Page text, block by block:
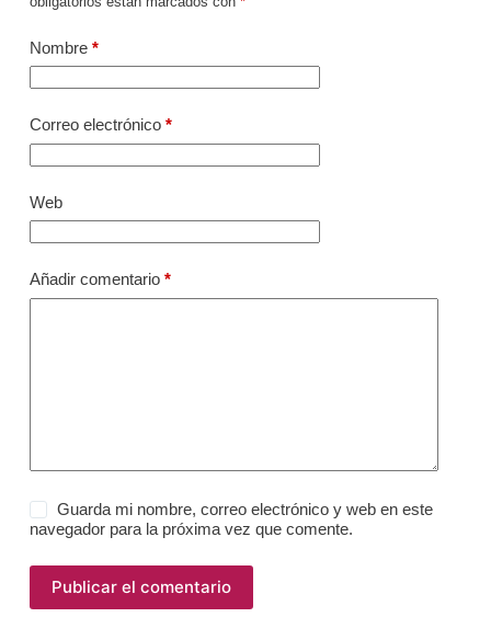
Nombre*
Correo electrónico*
Web
Añadir comentario*
Guarda mi nombre, correo electrónico y web en este
navegador para la próxima vez que comente.
Publicar el comentario